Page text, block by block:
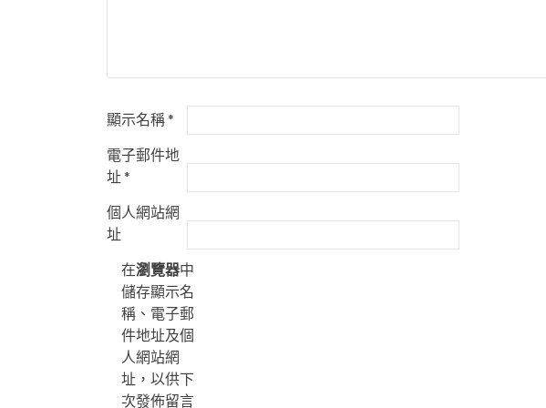
顯示名稱*
電子郵件地
址*
個人網站網
址
在瀏覽器中
儲存顯示名
稱、電子郵
件地址及個
人網站網
址，以供下
次發佈留言